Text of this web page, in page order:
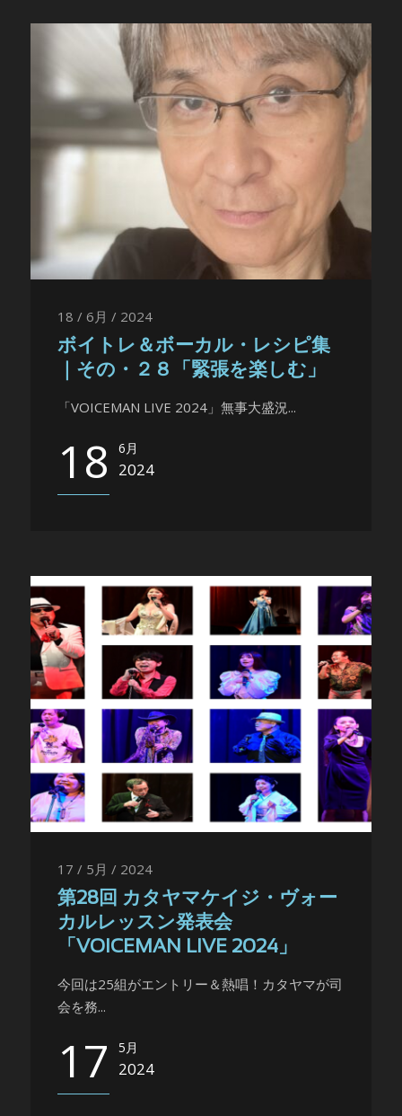
18 / 6月 / 2024
ボイトレ＆ボーカル・レシピ集
｜その・２８「緊張を楽しむ」
「VOICEMAN LIVE 2024」無事大盛況...
18 6月
2024
17 / 5月 / 2024
第28回 カタヤマケイジ・ヴォー
カルレッスン発表会
「VOICEMAN LIVE 2024」
今回は25組がエントリー＆熱唱！カタヤマが司
会を務...
17 5月
2024